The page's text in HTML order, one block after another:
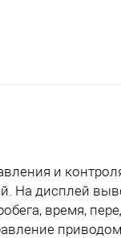
и
На дисплей
время,